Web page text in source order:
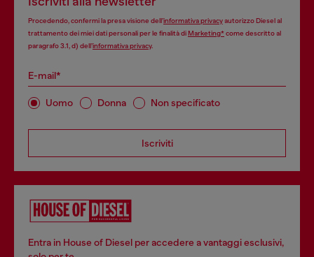
Procedendo, confermi la presa visione dell’informativa privacyautorizzo Diesel al
trattamento dei miei dati personali per le finalità diMarketing*come descritto al
paragrafo 3.1, d) dell’informativa privacy.
E-mail*
Uomo Donna Non specificato
Iscriviti
Entra in House of Diesel per accedere a vantaggi esclusivi,